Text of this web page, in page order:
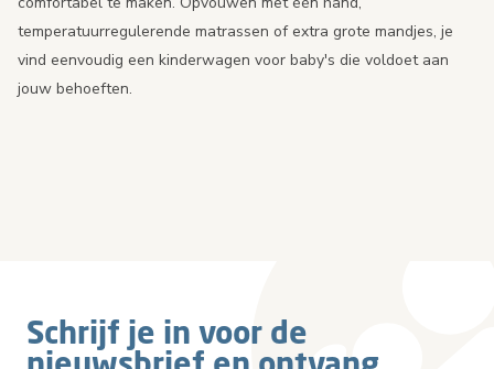
temperatuurregulerende matrassen of extra grote mandjes, je
vind eenvoudig een kinderwagen voor baby's die voldoet aan
jouw behoeften.
Schrijf je in voor de